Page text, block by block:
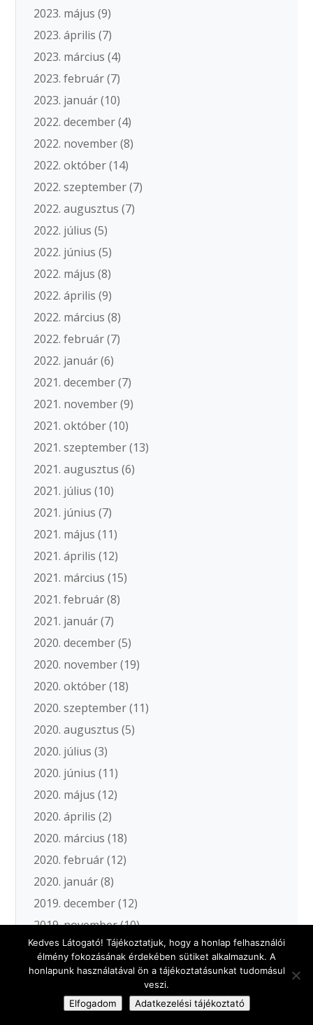
2023. május (9)
2023. április (7)
2023. március (4)
2023. február(7)
2023. január(10)
2022. december(4)
2022. november(8)
2022. október(14)
2022. szeptember(7)
2022. augusztus (7)
2022. július (5)
2022. június (5)
2022. május (8)
2022. április (9)
2022. március (8)
2022. február(7)
2022. január(6)
2021. december(7)
2021. november(9)
2021. október(10)
2021. szeptember(13)
2021. augusztus (6)
2021. július (10)
2021. június (7)
2021. május (11)
2021. április (12)
2021. március (15)
2021. február(8)
2021. január(7)
2020. december(5)
2020. november(19)
2020. október(18)
2020. szeptember(11)
2020. augusztus (5)
2020. július (3)
2020. június (11)
2020. május (12)
2020. április (2)
2020. március (18)
2020. február(12)
2020. január(8)
2019. december(12)
2019. november(10)
2019. október (10)
2019. szeptember(13)
2019. július(12)
Kedves Látogató! Tájékoztatjuk, hogy a honlap felhasználói
élmény fokozásának érdekében sütiket alkalmazunk. A
honlapunk használatával ön a tájékoztatásunkat tudomásul
veszi.
Elfogadom
Adatkezelési tájékoztató